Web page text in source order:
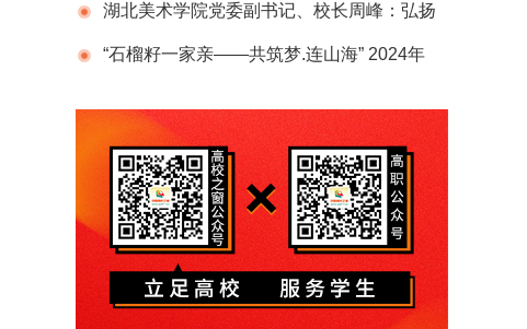
税行业产教融合共同体2024年半年度总结计划
发布会在京成功举办
湖北美术学院党委副书记、校长周峰：弘扬
新时代教育家精神 锻造新百年湖美良师
“石榴籽一家亲——共筑梦.连山海” 2024年